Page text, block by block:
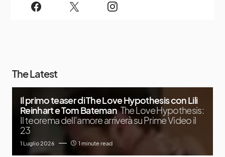
The Latest
Il primo teaser di The Love Hypothesis con Lili
Reinhart e Tom Bateman The Love Hypothesis:
Il teorema dell’amore arriverà su Prime Video il
23
1 Luglio 2026 1 minute read